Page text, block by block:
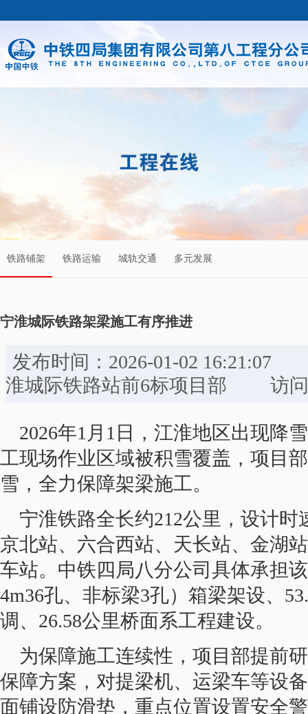
铁路铺架 铁路运输 城轨交通 多元发展
宁淮城际铁路架梁施工有序推进
发布时间：2026-01-02
淮城际铁路站前6标项目部 访问
2026年1月1日，江淮地区出现降
工现场作业区域被积雪覆盖，项目
雪，全力保障架梁施工。
宁淮铁路全长约212公里，设计
京北站、六合西站、天长站、金湖
车站。中铁四局八分公司具体承担
4m36孔、非标梁3孔）箱梁架设、
调、26.58公里桥面系工程建设。
为保障施工连续性，项目部提前
保障方案，对提梁机、运梁车等设
面铺设防滑垫，重点位置设置安全